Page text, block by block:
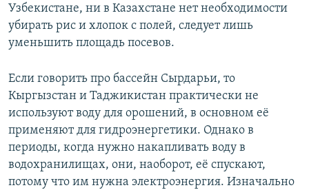
Узбекистане, ни в Казахстане нет необходимости
убирать рис и хлопок с полей, следует лишь
уменьшить площадь посевов.
Если говорить про бассейн Сырдарьи, то
Кыргызстан и Таджикистан практически не
используют воду для орошений, в основном её
применяют для гидроэнергетики. Однако в
периоды, когда нужно накапливать воду в
водохранилищах, они, наоборот, её спускают,
потому что им нужна электроэнергия. Изначально